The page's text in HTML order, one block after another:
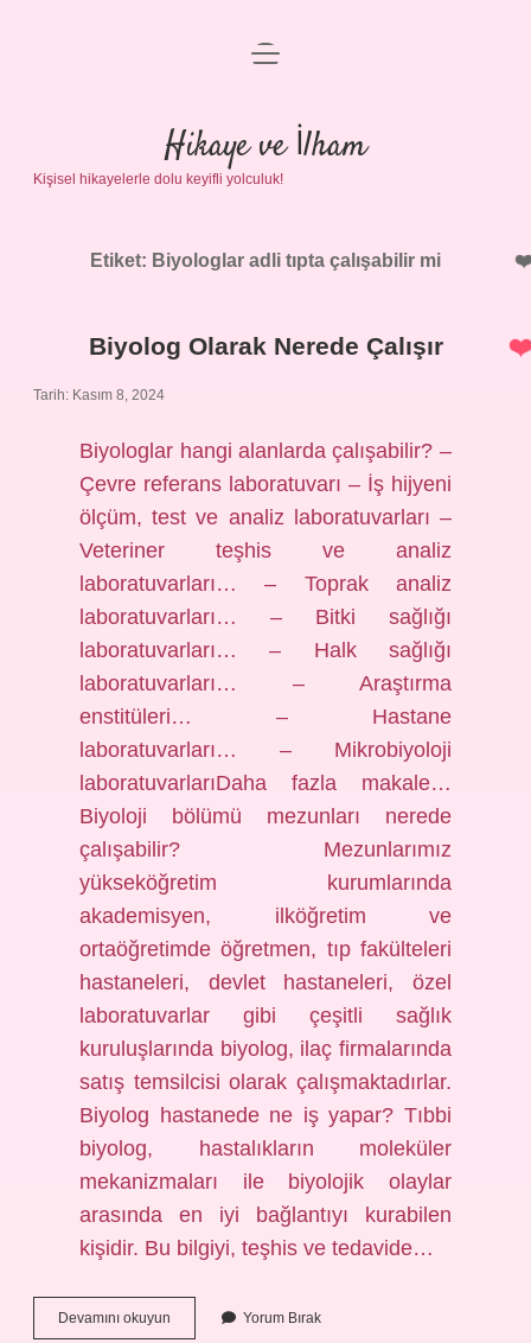
Anasayfa
Gizlilik Politikası
Yasal Uyarı
menüyü
Hikaye ve İlham
Kişisel hikayelerle dolu keyifli yolculuk!
Etiket: Biyologlar adli tıpta çalışabilir mi
Biyolog Olarak Nerede Çalışır
Tarih: Kasım 8, 2024
Biyologlar hangi alanlarda çalışabilir? –
Çevre referans laboratuvarı – İş hijyeni
ölçüm, test ve analiz laboratuvarları –
Veteriner teşhis ve analiz
laboratuvarları… – Toprak analiz
laboratuvarları… – Bitki sağlığı
laboratuvarları… – Halk sağlığı
laboratuvarları… – Araştırma
enstitüleri… – Hastane
laboratuvarları… – Mikrobiyoloji
laboratuvarlarıDaha fazla makale…
Biyoloji bölümü mezunları nerede
çalışabilir? Mezunlarımız
yükseköğretim kurumlarında
akademisyen, ilköğretim ve
ortaöğretimde öğretmen, tıp fakülteleri
hastaneleri, devlet hastaneleri, özel
laboratuvarlar gibi çeşitli sağlık
kuruluşlarında biyolog, ilaç firmalarında
satış temsilcisi olarak çalışmaktadırlar.
Biyolog hastanede ne iş yapar? Tıbbi
biyolog, hastalıkların moleküler
mekanizmaları ile biyolojik olaylar
arasında en iyi bağlantıyı kurabilen
kişidir. Bu bilgiyi, teşhis ve tedavide…
Devamını okuyun
Olarak
Yorum Bırak